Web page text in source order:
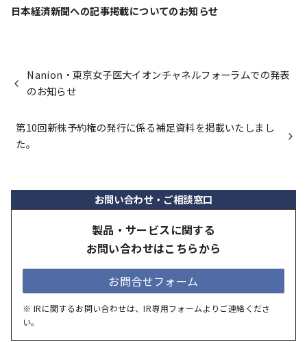
日本経済新聞への記事掲載についてのお知らせ
Nanion・東京女子医大イオンチャネルフォーラムでの発表
のお知らせ
第10回新株予約権の発行に係る補足資料を掲載いたしまし
た。
お問い合わせ・ご相談窓口
製品・サービスに関する
お問い合わせはこちらから
お問合せフォーム
※ IRに関するお問い合わせは、IR専用フォームよりご連絡くださ
い。